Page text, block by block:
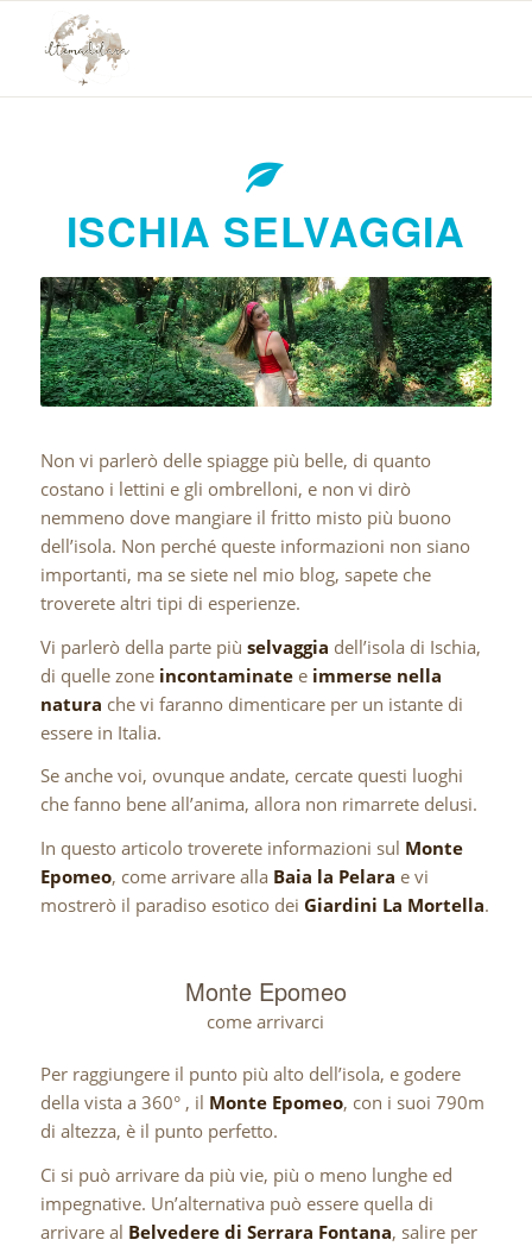
ISCHIA SELVAGGIA
Non vi parlerò delle spiagge più belle, di quanto
costano i lettini e gli ombrelloni, e non vi dirò
nemmeno dove mangiare il fritto misto più buono
dell’isola. Non perché queste informazioni non siano
importanti, ma se siete nel mio blog, sapete che
troverete altri tipi di esperienze.
Vi parlerò della parte più selvaggia dell’isola di Ischia,
di quelle zone incontaminatee immerse nella
natura che vi faranno dimenticare per un istante di
essere in Italia.
Se anche voi, ovunque andate, cercate questi luoghi
che fanno bene all’anima, allora non rimarrete delusi.
In questo articolo troverete informazioni sul Monte
Epomeo, come arrivare alla Baia la Pelara e vi
mostrerò il paradiso esotico dei Giardini La Mortella.
Monte Epomeo
come arrivarci
Per raggiungere il punto più alto dell’isola, e godere
della vista a 360° , il Monte Epomeo, con i suoi 790m
di altezza, è il punto perfetto.
Ci si può arrivare da più vie, più o meno lunghe ed
impegnative. Un’alternativa può essere quella di
arrivare al Belvedere di Serrara Fontana, salire per